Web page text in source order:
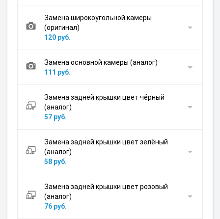
Замена широкоугольной камеры
(оригинал)
120 руб.
Замена основной камеры (аналог)
111 руб.
Замена задней крышки цвет чёрный
(аналог)
57 руб.
Замена задней крышки цвет зелёный
(аналог)
58 руб.
Замена задней крышки цвет розовый
(аналог)
76 руб.